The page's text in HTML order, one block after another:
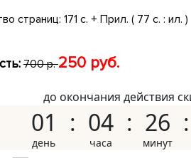
страниц: 171 с. + Прил. ( 77 с. : ил. )
700 р.250 руб.
до окончания действия
01 04 26